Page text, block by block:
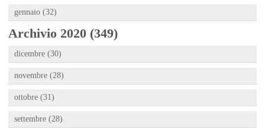
gennaio (32)
Archivio 2020 (349)
dicembre (30)
novembre (28)
ottobre (31)
settembre (28)